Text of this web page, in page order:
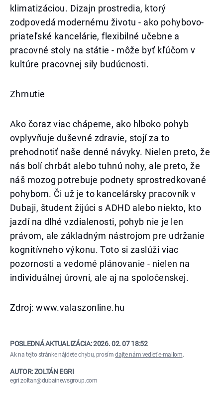
klimatizáciou. Dizajn prostredia, ktorý
zodpovedá modernému životu - ako pohybovo-
priateľské kancelárie, flexibilné učebne a
pracovné stoly na státie - môže byť kľúčom v
kultúre pracovnej sily budúcnosti.
Zhrnutie
Ako čoraz viac chápeme, ako hlboko pohyb
ovplyvňuje duševné zdravie, stojí za to
prehodnotiť naše denné návyky. Nielen preto, že
nás bolí chrbát alebo tuhnú nohy, ale preto, že
náš mozog potrebuje podnety sprostredkované
pohybom. Či už je to kancelársky pracovník v
Dubaji, študent žijúci s ADHD alebo niekto, kto
jazdí na dlhé vzdialenosti, pohyb nie je len
právom, ale základným nástrojom pre udržanie
kognitívneho výkonu. Toto si zaslúži viac
pozornosti a vedomé plánovanie - nielen na
individuálnej úrovni, ale aj na spoločenskej.
Zdroj: www.valaszonline.hu
POSLEDNÁ AKTUALIZÁCIA:2026. 02. 07 18:52
Ak na tejto stránke nájdete chybu, prosímdajte nám vedieť e-mailom.
AUTOR: ZOLTÁN EGRI
egri.zoltan@dubainewsgroup.com